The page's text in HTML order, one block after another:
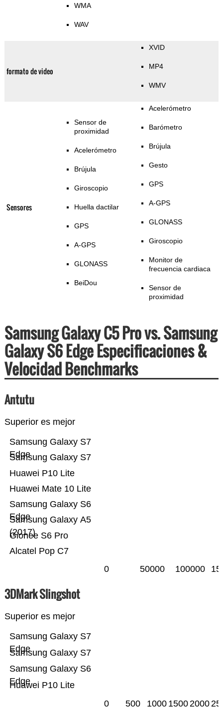
WMA
WAV
formato de video
XVID
MP4
WMV
Sensores
Sensor de
proximidad
Acelerómetro
Brújula
Giroscopio
Huella dactilar
GPS
A-GPS
GLONASS
BeiDou
Acelerómetro
Barómetro
Brújula
Gesto
GPS
A-GPS
GLONASS
Giroscopio
Monitor de
frecuencia cardiaca
Sensor de
proximidad
Samsung Galaxy C5 Pro vs. Samsung
Galaxy S6 Edge Especificaciones &
Velocidad Benchmarks
Antutu
Superior es mejor
Alcatel Pop C7
Gionee S6 Pro
Samsung Galaxy A5
(2017)
Samsung Galaxy S6
Edge
Huawei Mate 10 Lite
Huawei P10 Lite
Samsung Galaxy S7
Samsung Galaxy S7
Edge
0 50000 100000
3DMark Slingshot
Superior es mejor
Huawei P10 Lite
Samsung Galaxy S6
Edge
Samsung Galaxy S7
Samsung Galaxy S7
Edge
0 500 1000 15002000